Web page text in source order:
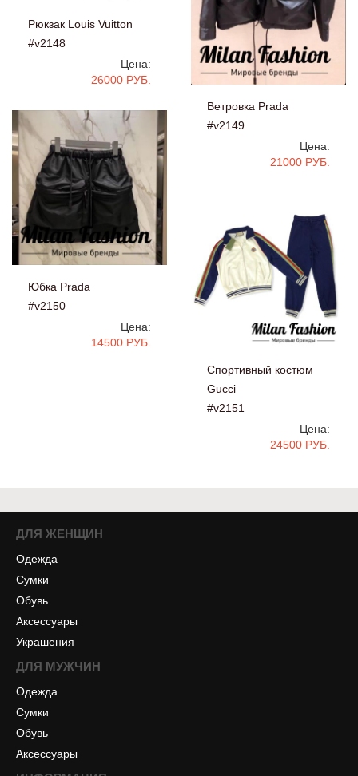
Рюкзак Louis Vuitton
#v2148
Цена:
26000 РУБ.
Ветровка Prada
#v2149
Цена:
21000 РУБ.
Юбка Prada
#v2150
Цена:
14500 РУБ.
Спортивный костюм
Gucci
#v2151
Цена:
24500 РУБ.
ДЛЯ ЖЕНЩИН
Одежда
Сумки
Обувь
Аксессуары
Украшения
ДЛЯ МУЖЧИН
Одежда
Сумки
Обувь
Аксессуары